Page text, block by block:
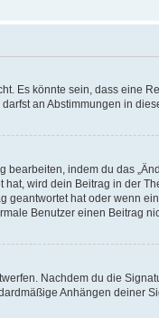
Es könnte sein, dass eine
an Abstimmungen in
indem du das
wird dein Beitrag in der
hat oder wenn
Benutzer einen Beitrag
Nachdem du die
Anhängen deiner